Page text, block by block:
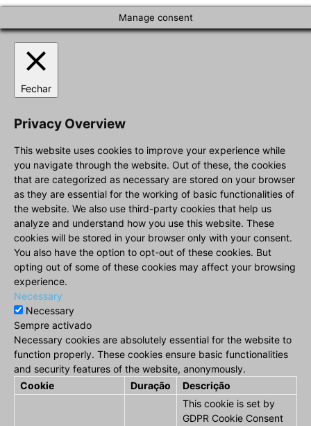
Manage consent
Fechar
Privacy Overview
This website uses cookies to improve your experience while
you navigate through the website. Out of these, the cookies
that are categorized as necessary are stored on your browser
as they are essential for the working of basic functionalities of
the website. We also use third-party cookies that help us
analyze and understand how you use this website. These
cookies will be stored in your browser only with your consent.
You also have the option to opt-out of these cookies. But
opting out of some of these cookies may affect your browsing
experience.
Necessary
Necessary
Sempre activado
Necessary cookies are absolutely essential for the website to
function properly. These cookies ensure basic functionalities
and security features of the website, anonymously.
Cookie
Duração Descrição
This cookie is set by
GDPR Cookie Consent